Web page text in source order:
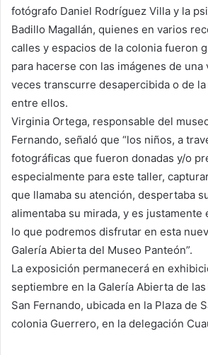
fotógrafo Daniel Rodríguez Villa y la
Badillo Magallán, quienes en varios
calles y espacios de la colonia fueron
para hacerse con las imágenes de una
veces transcurre desapercibida o de
entre ellos.
Virginia Ortega, responsable del
Fernando, señaló que “los niños, a
fotográficas que fueron donadas y/o
especialmente para este taller,
que llamaba su atención, despertaba
alimentaba su mirada, y es justamente
lo que podremos disfrutar en esta
Galería Abierta del Museo Panteón”.
La exposición permanecerá en
septiembre en la Galería Abierta de
San Fernando, ubicada en la Plaza de
colonia Guerrero, en la delegación